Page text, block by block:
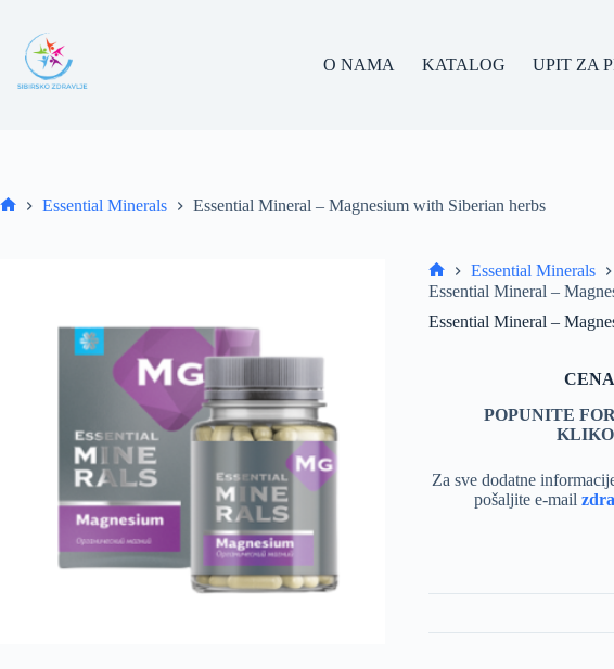
content
O NAMA
KATALOG UPIT ZA
Essential Minerals Essential Mineral – Magnesium with Siberian herbs
Home
Essential Minerals
Essential Mineral –
Essential Mineral –
CENA
POPUNITE
Za sve dodatne
pošaljite e-mail